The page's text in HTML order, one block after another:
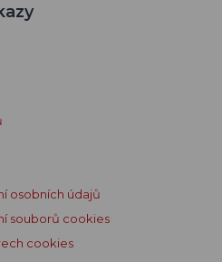
osobních údajů
souborů cookies
cookies